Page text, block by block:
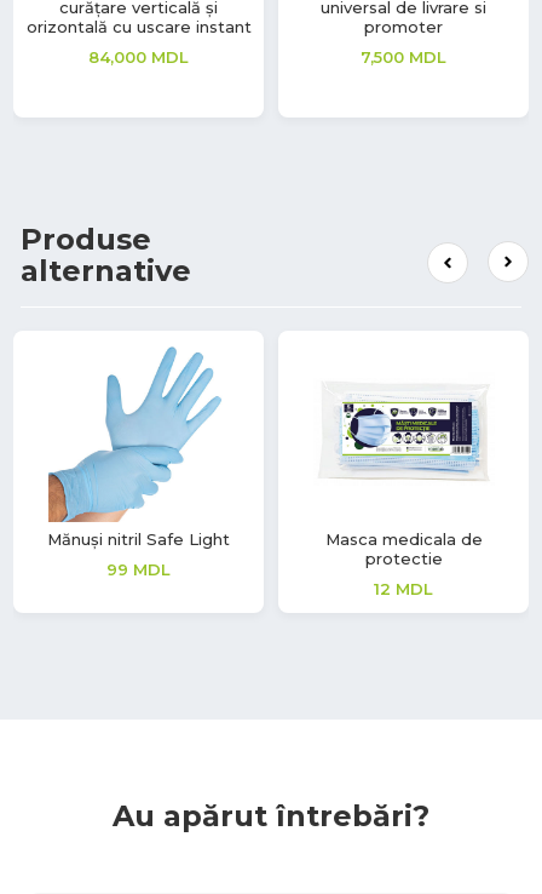
curățare verticală și
orizontală cu uscare instant
84,000 MDL
universal de livrare si
promoter
7,500 MDL
Produse
alternative
Mănuși nitril Safe Light
99 MDL
Masca medicala de
protectie
12 MDL
Au apărut întrebări?